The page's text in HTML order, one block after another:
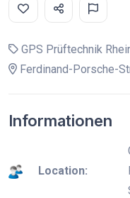
GPS Prüftechnik
Ferdinand-Porsche-
Informationen
Location: